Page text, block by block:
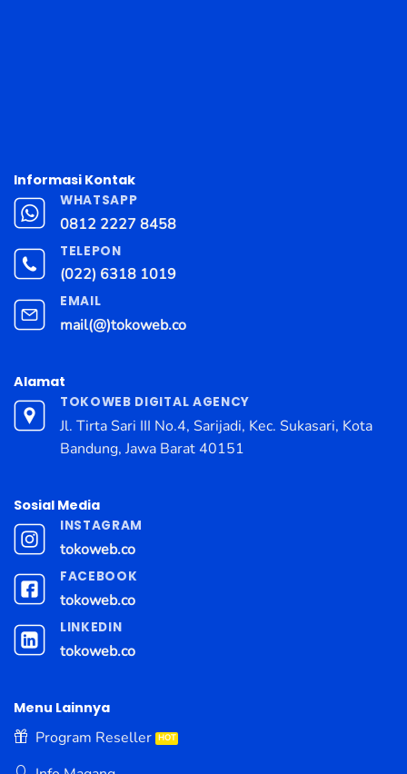
Informasi Kontak
WHATSAPP
0812 2227 8458
TELEPON
(022) 6318 1019
EMAIL
mail(@)tokoweb.co
Alamat
TOKOWEB DIGITAL AGENCY
Jl. Tirta Sari III No.4, Sarijadi, Kec. Sukasari, Kota
Bandung, Jawa Barat 40151
Sosial Media
INSTAGRAM
tokoweb.co
FACEBOOK
tokoweb.co
LINKEDIN
tokoweb.co
Menu Lainnya
Program Reseller